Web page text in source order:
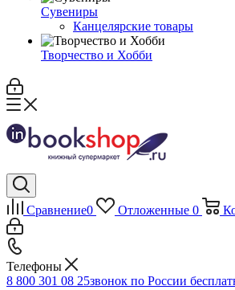
Сувениры
Канцелярские товары
Творчество и Хобби
Сравнение0 Отложенные 0
Телефоны
8 800 301 08 25звонок по России